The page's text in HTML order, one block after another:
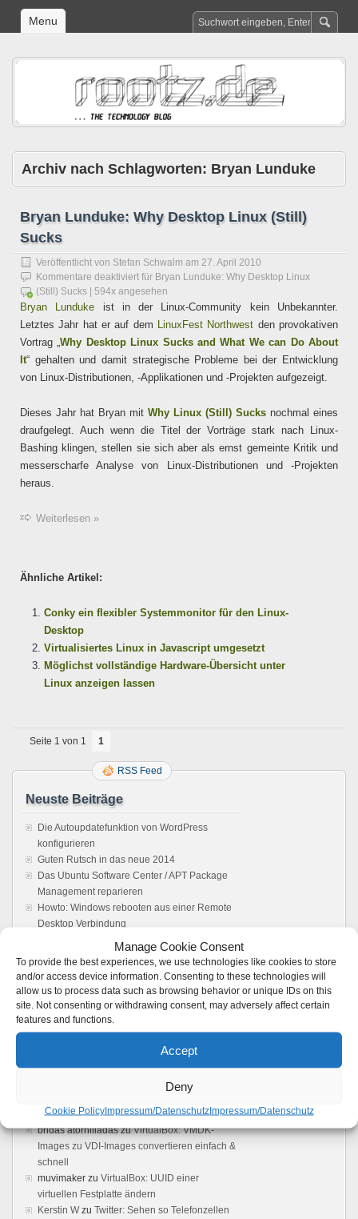
Manage Cookie Consent
To provide the best experiences, we use technologies like cookies to store
and/or access device information. Consenting to these technologies will
allow us to process data such as browsing behavior or unique IDs on this
site. Not consenting or withdrawing consent, may adversely affect certain
features and functions.
Accept
Deny
Cookie PolicyImpressum/DatenschutzImpressum/Datenschutz
Menu
Archiv nach Schlagworten: Bryan Lunduke
Bryan Lunduke: Why Desktop Linux (Still)
Sucks
Veröffentlicht von Stefan Schwalm am 27. April 2010
Kommentare deaktiviert für Bryan Lunduke: Why Desktop Linux
(Still) Sucks | 594x angesehen
Bryan Lunduke ist in der Linux-Community kein Unbekannter.
Letztes Jahr hat er auf dem LinuxFest Northwest den provokativen
Vortrag „Why Desktop Linux Sucks and What We can Do About
It“ gehalten und damit strategische Probleme bei der Entwicklung
von Linux-Distributionen, -Applikationen und -Projekten aufgezeigt.
Dieses Jahr hat Bryan mit Why Linux (Still) Sucks nochmal eines
draufgelegt. Auch wenn die Titel der Vorträge stark nach Linux-
Bashing klingen, stellen sie sich aber als ernst gemeinte Kritik und
messerscharfe Analyse von Linux-Distributionen und -Projekten
heraus.
Weiterlesen »
Ähnliche Artikel:
Conky ein flexibler Systemmonitor für den Linux-
Desktop
Virtualisiertes Linux in Javascript umgesetzt
Möglichst vollständige Hardware-Übersicht unter
Linux anzeigen lassen
Seite 1 von 1 1
RSS Feed
Neuste Beiträge
Die Autoupdatefunktion von WordPress
konfigurieren
Guten Rutsch in das neue 2014
Das Ubuntu Software Center / APT Package
Management reparieren
Howto: Windows rebooten aus einer Remote
Desktop Verbindung
Feedback
Vmware server: Browser does not load user
interface - Boot PaniczuVMware 2.x: Kein
Zugriff auf die Weboberfläche möglich –
Loading ..
VMWare Server 2 Web Interface not loading -
Weboberfläche möglich – Loading ..
bridas atornilladaszuVirtualBox: VMDK-
Images zu VDI-Images convertieren einfach &
schnell
muvimaker zu VirtualBox: UUID einer
virtuellen Festplatte ändern
Kerstin Wzu Twitter: Sehen so Telefonzellen